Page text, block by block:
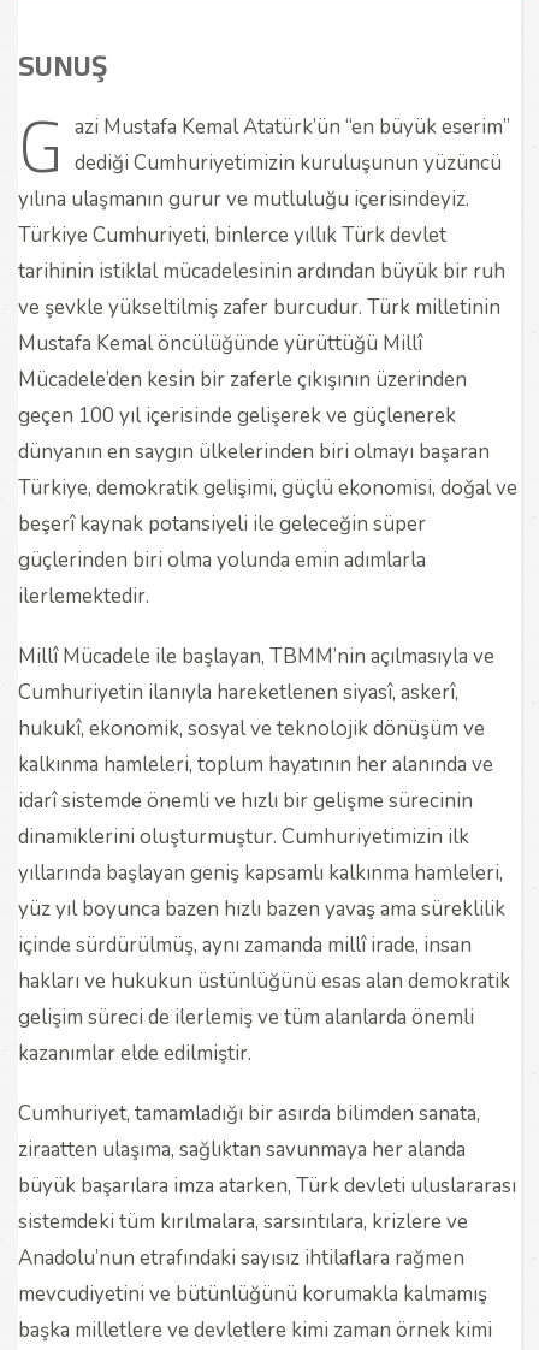
SUNUŞ
G
azi Mustafa Kemal Atatürk’ün “en büyük eserim”
dediği Cumhuriyetimizin kuruluşunun yüzüncü
yılına ulaşmanın gurur ve mutluluğu içerisindeyiz.
Türkiye Cumhuriyeti, binlerce yıllık Türk devlet
tarihinin istiklal mücadelesinin ardından büyük bir ruh
ve şevkle yükseltilmiş zafer burcudur. Türk milletinin
Mustafa Kemal öncülüğünde yürüttüğü Millî
Mücadele’den kesin bir zaferle çıkışının üzerinden
geçen 100 yıl içerisinde gelişerek ve güçlenerek
dünyanın en saygın ülkelerinden biri olmayı başaran
Türkiye, demokratik gelişimi, güçlü ekonomisi, doğal ve
beşerî kaynak potansiyeli ile geleceğin süper
güçlerinden biri olma yolunda emin adımlarla
ilerlemektedir.
Millî Mücadele ile başlayan, TBMM’nin açılmasıyla ve
Cumhuriyetin ilanıyla hareketlenen siyasî, askerî,
hukukî, ekonomik, sosyal ve teknolojik dönüşüm ve
kalkınma hamleleri, toplum hayatının her alanında ve
idarî sistemde önemli ve hızlı bir gelişme sürecinin
dinamiklerini oluşturmuştur. Cumhuriyetimizin ilk
yıllarında başlayan geniş kapsamlı kalkınma hamleleri,
yüz yıl boyunca bazen hızlı bazen yavaş ama süreklilik
içinde sürdürülmüş, aynı zamanda millî irade, insan
hakları ve hukukun üstünlüğünü esas alan demokratik
gelişim süreci de ilerlemiş ve tüm alanlarda önemli
kazanımlar elde edilmiştir.
Cumhuriyet, tamamladığı bir asırda bilimden sanata,
ziraatten ulaşıma, sağlıktan savunmaya her alanda
büyük başarılara imza atarken, Türk devleti uluslararası
sistemdeki tüm kırılmalara, sarsıntılara, krizlere ve
Anadolu’nun etrafındaki sayısız ihtilaflara rağmen
mevcudiyetini ve bütünlüğünü korumakla kalmamış
başka milletlere ve devletlere kimi zaman örnek kimi